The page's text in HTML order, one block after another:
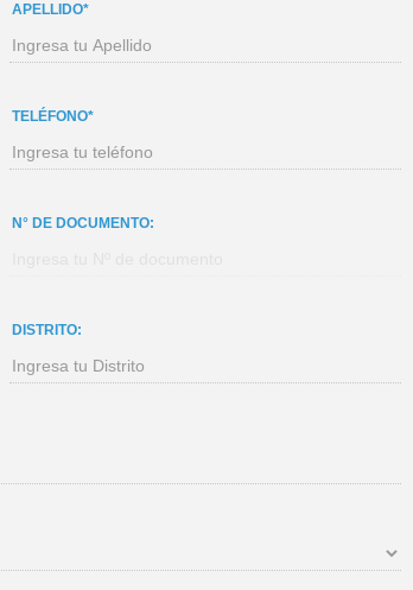
APELLIDO*
TELÉFONO*
N° DE DOCUMENTO:
DISTRITO: